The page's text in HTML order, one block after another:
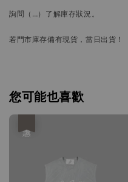
詢問 （…） 了解庫存狀況。
若門市庫存備有現貨，當日出貨！
您可能也喜歡